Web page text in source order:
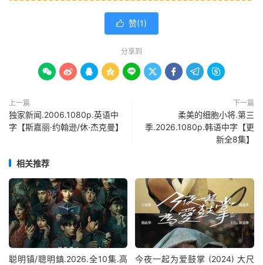
 赞(1)
分享到
        
上一篇
独家新闻.2006.1080p.英语中
字【斯嘉丽·约翰逊/休·杰克曼】
下一篇
柔美的细胞小将.第三
季.2026.1080p.韩语中字【更
新全8集】
相关推荐
聪明镇/聰明鎮.2026.全10集.高
今夜一起为爱鼓掌 (2024) 大尺